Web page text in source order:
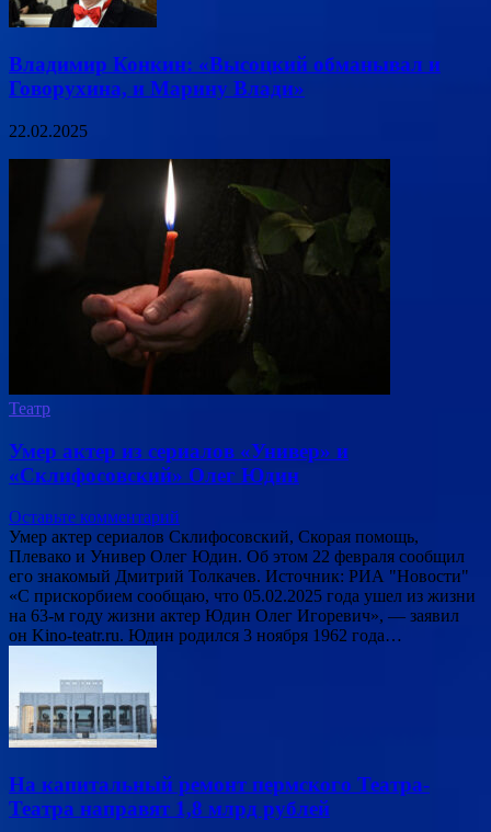
Владимир Конкин: «Высоцкий обманывал и
Говорухина, и Марину Влади»
22.02.2025
Театр
Умер актер из сериалов «Универ» и
«Склифосовский» Олег Юдин
Оставьте комментарий
Умер актер сериалов Склифосовский, Скорая помощь,
Плевако и Универ Олег Юдин. Об этом 22 февраля сообщил
его знакомый Дмитрий Толкачев. Источник: РИА "Новости"
«С прискорбием сообщаю, что 05.02.2025 года ушел из жизни
на 63-м году жизни актер Юдин Олег Игоревич», — заявил
он Kino-teatr.ru. Юдин родился 3 ноября 1962 года…
На капитальный ремонт пермского Театра-
Театра направят 1,8 млрд рублей